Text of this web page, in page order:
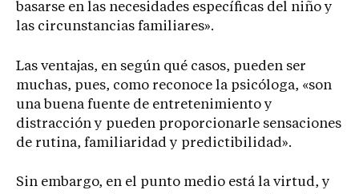
basarse en las necesidades específicas del niño y
las circunstancias familiares».
Las ventajas, en según qué casos, pueden ser
muchas, pues, como reconoce la psicóloga, «son
una buena fuente de entretenimiento y
distracción y pueden proporcionarle sensaciones
de rutina, familiaridad y predictibilidad».
Sin embargo, en el punto medio está la virtud, y